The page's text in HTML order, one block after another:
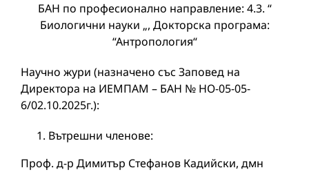
БАН по професионално направление: 4.3. “
Биологични науки „, Докторска програма:
“Антропология“
Научно жури (назначено със Заповед на
Директора на ИЕМПАМ – БАН № НО-05-05-
6/02.10.2025г.):
Вътрешни членове:
Проф. д-р Димитър Стефанов Кадийски, дмн